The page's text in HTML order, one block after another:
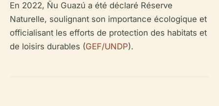
En 2022, Ñu Guazú a été déclaré Réserve
Naturelle, soulignant son importance écologique et
officialisant les efforts de protection des habitats et
de loisirs durables (GEF/UNDP).